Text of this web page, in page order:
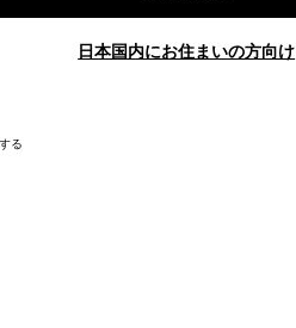
日本国内にお住まいの方向け
る